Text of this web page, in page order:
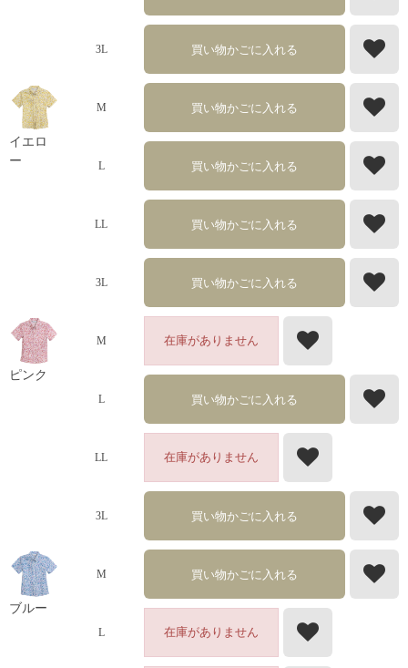
3L 買い物かごに入れる
イエロ
ー
M 買い物かごに入れる
L 買い物かごに入れる
LL 買い物かごに入れる
3L 買い物かごに入れる
ピンク
M 在庫がありません
L 買い物かごに入れる
LL 在庫がありません
3L 買い物かごに入れる
ブルー
M 買い物かごに入れる
L 在庫がありません